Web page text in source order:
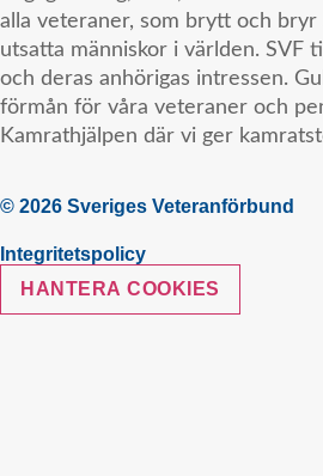
alla veteraner, som brytt och bryr
utsatta människor i världen. SVF
och deras anhörigas intressen.
förmån för våra veteraner och
Kamrathjälpen där vi ger
© 2026 Sveriges Veteranförbund
Integritetspolicy
HANTERA COOKIES